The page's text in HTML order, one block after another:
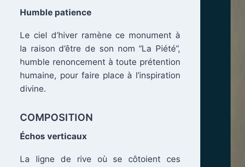
Humble patience
Le ciel d’hiver ramène ce monument à
la raison d’être de son nom “La Piété”,
humble renoncement à toute prétention
humaine, pour faire place à l’inspiration
divine.
.
COMPOSITION
Échos verticaux
La ligne de rive où se côtoient ces